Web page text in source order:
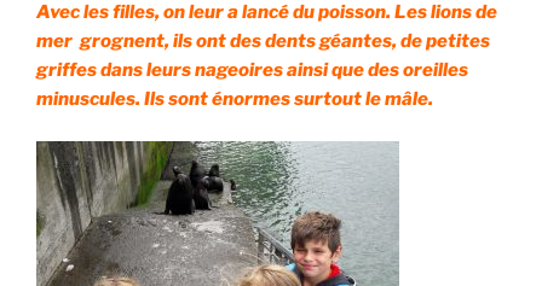
Avec les filles, on leur a lancé du poisson. Les lions de
mer grognent, ils ont des dents géantes, de petites
griffes dans leurs nageoires ainsi que des oreilles
minuscules. Ils sont énormes surtout le mâle.